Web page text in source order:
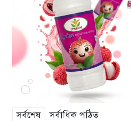
সর্বশেষ সর্বাধিক পঠিত